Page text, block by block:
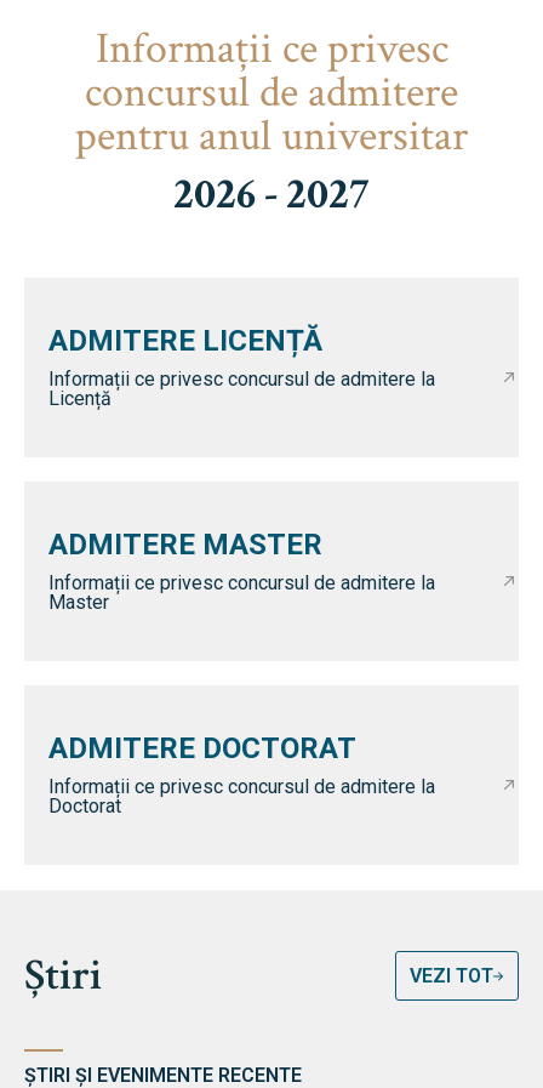
Informaţii ce privesc
concursul de admitere
pentru anul universitar
2026 - 2027
ADMITERE LICENȚĂ
Informații ce privesc concursul de admitere la
Licență
ADMITERE MASTER
Informații ce privesc concursul de admitere la
Master
ADMITERE DOCTORAT
Informații ce privesc concursul de admitere la
Doctorat
Știri VEZI TOT
ȘTIRI ȘI EVENIMENTE RECENTE